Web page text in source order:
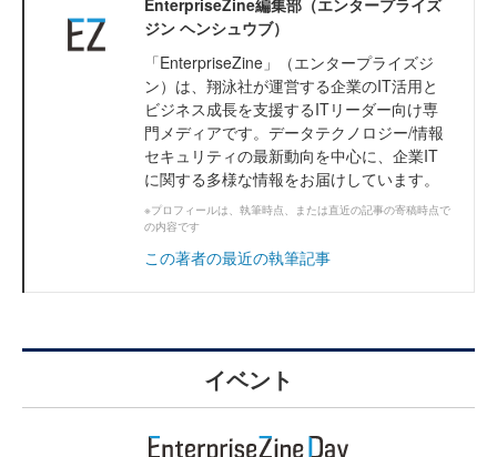
ジン ヘンシュウブ）
「EnterpriseZine」（エンタープライズジ
ン）は、翔泳社が運営する企業のIT活用と
ビジネス成長を支援するITリーダー向け専
門メディアです。データテクノロジー/情報
セキュリティの最新動向を中心に、企業IT
に関する多様な情報をお届けしています。
※プロフィールは、執筆時点、または直近の記事の寄稿時点で
の内容です
この著者の最近の執筆記事
イベント